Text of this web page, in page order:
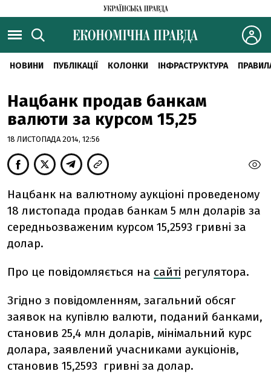
НОВИНИ ПУБЛІКАЦІЇ КОЛОНКИ ІНФРАСТРУКТУРА
Нацбанк продав банкам
валюти за курсом 15,25
18 ЛИСТОПАДА 2014, 12:56
Нацбанк на валютному аукціоні проведеному
18 листопада продав банкам 5 млн доларів за
середньозваженим курсом 15,2593 гривні за
долар.
Про це повідомляється на сайті регулятора.
Згідно з повідомленням, загальний обсяг
заявок на купівлю валюти, поданий банками,
становив 25,4 млн доларів, мінімальний курс
долара, заявлений учасниками аукціонів,
становив 15,2593 гривні за долар.